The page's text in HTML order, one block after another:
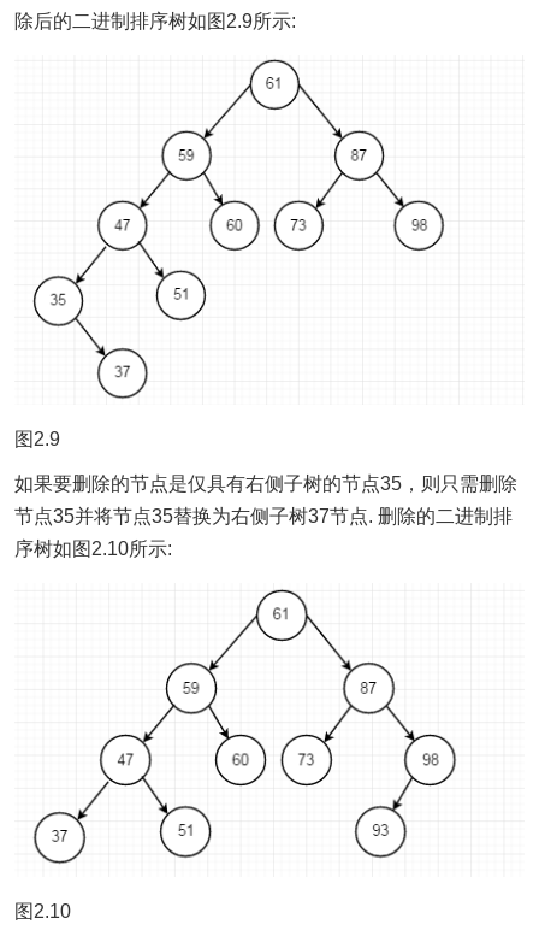
除后的二进制排序树如图2.9所示:
图2.9
如果要删除的节点是仅具有右侧子树的节点35，则只需删除
节点35并将节点35替换为右侧子树37节点. 删除的二进制排
序树如图2.10所示:
图2.10